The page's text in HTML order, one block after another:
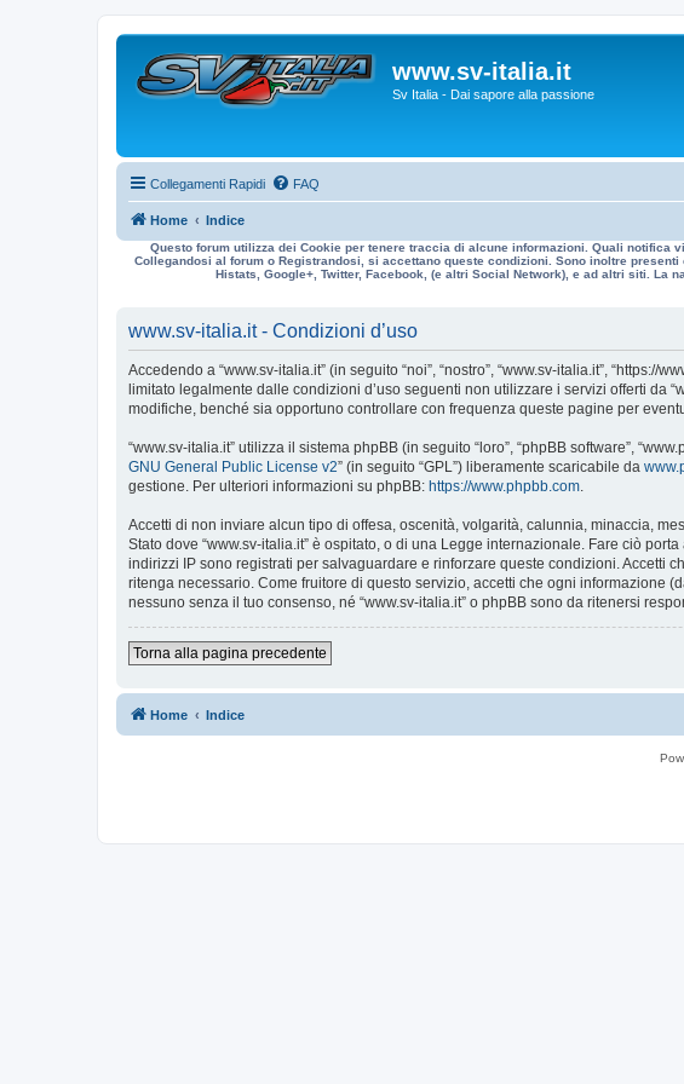
www.sv-italia.it
Sv Italia - Dai sapore alla passione
Collegamenti Rapidi FAQ
Home Indice
Questo forum utilizza dei Cookie per tenere traccia di alcune informazioni. Quali
Collegandosi al forum o Registrandosi, si accettano queste condizioni. Sono inoltre
Histats, Google+, Twitter, Facebook, (e altri Social Network), e ad altri siti.
www.sv-italia.it - Condizioni d’uso
Accedendo a “www.sv-italia.it” (in seguito “noi”, “nostro”, “www.sv-italia.it”,
limitato legalmente dalle condizioni d’uso seguenti non utilizzare i servizi offerti da
modifiche, benché sia opportuno controllare con frequenza queste pagine per
“www.sv-italia.it” utilizza il sistema phpBB (in seguito “loro”, “phpBB software”,
GNU General Public License v2” (in seguito “GPL”) liberamente scaricabile da
gestione. Per ulteriori informazioni su phpBB: https://www.phpbb.com.
Accetti di non inviare alcun tipo di offesa, oscenità, volgarità, calunnia, minaccia,
Stato dove “www.sv-italia.it” è ospitato, o di una Legge internazionale. Fare ciò
indirizzi IP sono registrati per salvaguardare e rinforzare queste condizioni. Accetti
ritenga necessario. Come fruitore di questo servizio, accetti che ogni informazione
nessuno senza il tuo consenso, né “www.sv-italia.it” o phpBB sono da ritenersi
Torna alla pagina precedente
Home Indice